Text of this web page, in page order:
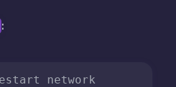
:
network